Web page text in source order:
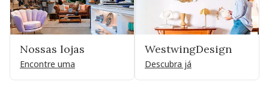
Nossas lojas
Encontre uma
WestwingDesign
Descubra já